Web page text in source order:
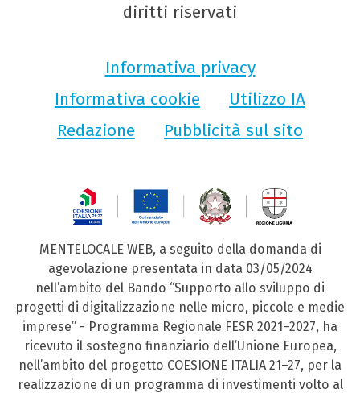
diritti riservati
Informativa privacy
Informativa cookie
Utilizzo IA
Redazione
Pubblicità sul sito
MENTELOCALE WEB, a seguito della domanda di
agevolazione presentata in data 03/05/2024
nell’ambito del Bando “Supporto allo sviluppo di
progetti di digitalizzazione nelle micro, piccole e medie
imprese” - Programma Regionale FESR 2021–2027, ha
ricevuto il sostegno finanziario dell’Unione Europea,
nell’ambito del progetto COESIONE ITALIA 21–27, per la
realizzazione di un programma di investimenti volto al